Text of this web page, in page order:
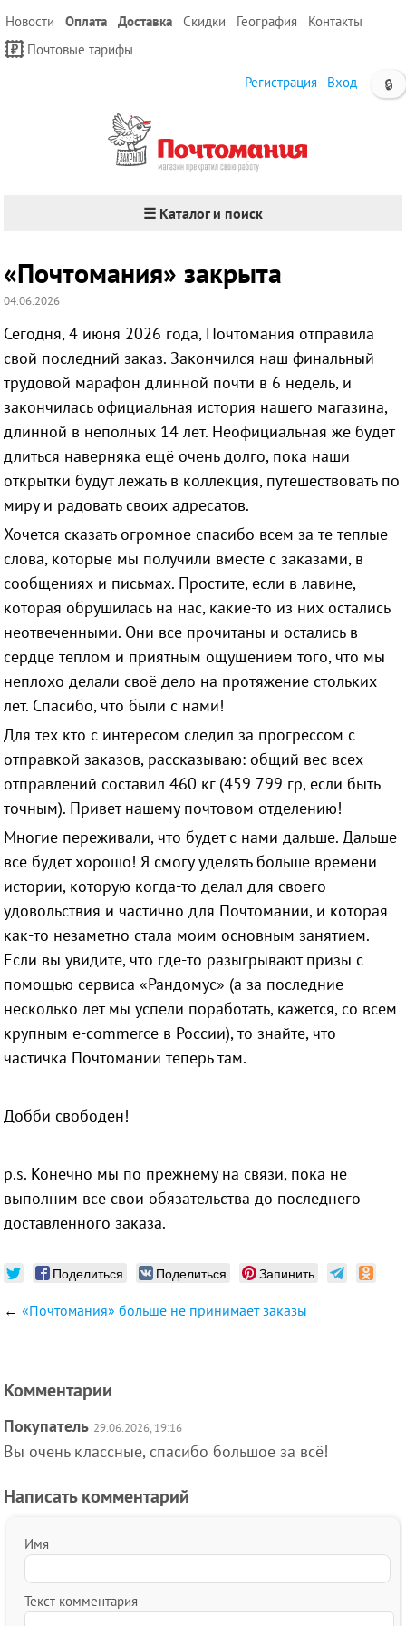
Новости Оплата Доставка Скидки География
Контакты
Почтовые тарифы
🔒
Регистрация Вход
☰ Каталог и поиск
«Почтомания» закрыта
04.06.2026
Сегодня, 4 июня 2026 года, Почтомания отправила
свой последний заказ. Закончился наш финальный
трудовой марафон длинной почти в 6 недель, и
закончилась официальная история нашего магазина,
длинной в неполных 14 лет. Неофициальная же будет
длиться наверняка ещё очень долго, пока наши
открытки будут лежать в коллекция, путешествовать по
миру и радовать своих адресатов.
Хочется сказать огромное спасибо всем за те теплые
слова, которые мы получили вместе с заказами, в
сообщениях и письмах. Простите, если в лавине,
которая обрушилась на нас, какие-то из них остались
неотвеченными. Они все прочитаны и остались в
сердце теплом и приятным ощущением того, что мы
неплохо делали своё дело на протяжение стольких
лет. Спасибо, что были с нами!
Для тех кто с интересом следил за прогрессом с
отправкой заказов, рассказываю: общий вес всех
отправлений составил 460 кг (459 799 гр, если быть
точным). Привет нашему почтовом отделению!
Многие переживали, что будет с нами дальше. Дальше
все будет хорошо! Я смогу уделять больше времени
истории, которую когда-то делал для своего
удовольствия и частично для Почтомании, и которая
как-то незаметно стала моим основным занятием.
Если вы увидите, что где-то разыгрывают призы с
помощью сервиса «Рандомус» (а за последние
несколько лет мы успели поработать, кажется, со всем
крупным e-commerce в России), то знайте, что
частичка Почтомании теперь там.
Добби свободен!
p.s. Конечно мы по прежнему на связи, пока не
выполним все свои обязательства до последнего
доставленного заказа.
Поделиться Поделиться Запинить
←«Почтомания» больше не принимает заказы
Комментарии
Покупатель 29.06.2026, 19:16
Вы очень классные, спасибо большое за всё!
Написать комментарий
Имя
Текст комментария